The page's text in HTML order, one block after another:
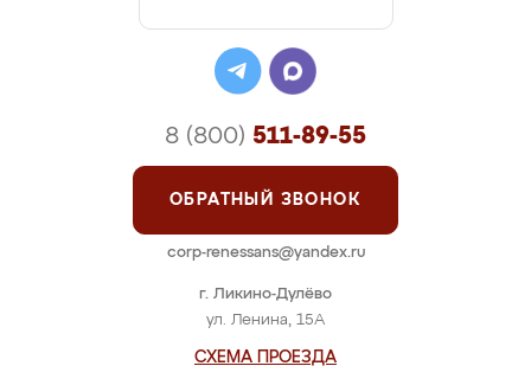
г. Ликино-Дулёво
ул. Ленина, 15А
СХЕМА ПРОЕЗДА
8 (800) 511-89-55
ОБРАТНЫЙ ЗВОНОК
corp-renessans@yandex.ru